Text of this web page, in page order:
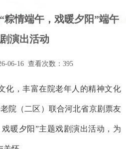
粽情端午，戏暖夕阳”端午
演出活动
06-16 查看次数： 395
化，丰富在院老年人的精神文化
院（二区）联合河北省京剧票友
暖夕阳”主题戏剧演出活动，为